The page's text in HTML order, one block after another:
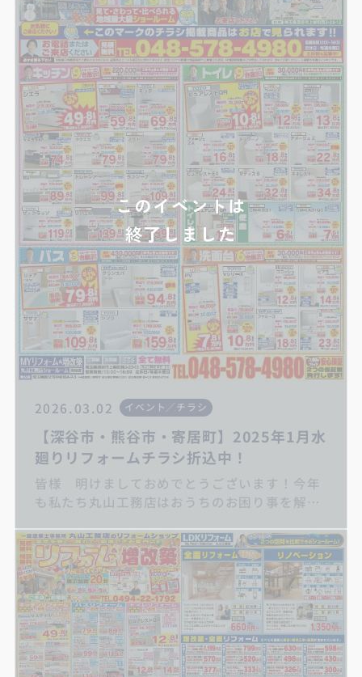
2026.03.02 イベント／チラシ
【深谷市・熊谷市・寄居町】2025年1月水
廻りリフォームチラシ折込中！
皆様 明けましておめでとうございます！今年
も私たち丸山工務店はおうちのお困り事を解決
ォーム/お風呂リフォーム/トイレリフォーム/洗
面化粧台リフォーム/給湯器交換/屋根・外壁リ
フォーム/住宅省エネ補助金
このイベントは
終了しました